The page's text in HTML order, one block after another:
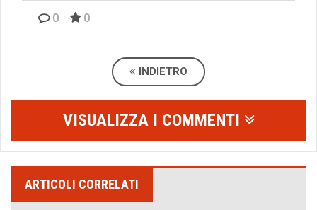
0 0
INDIETRO
VISUALIZZA I COMMENTI
ARTICOLI CORRELATI